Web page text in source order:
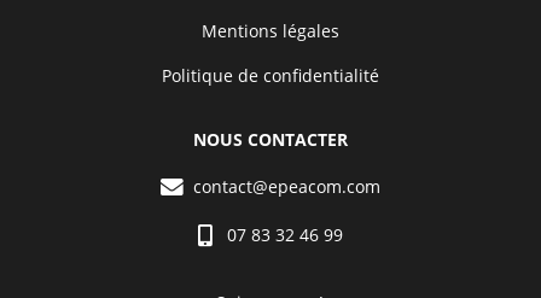
Mentions légales
Politique de confidentialité
NOUS CONTACTER
contact@epeacom.com
07 83 32 46 99